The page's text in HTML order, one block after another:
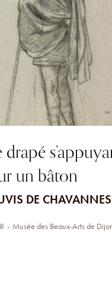
un bâton
DE CHAVANNES
Musée des Beaux-Arts de